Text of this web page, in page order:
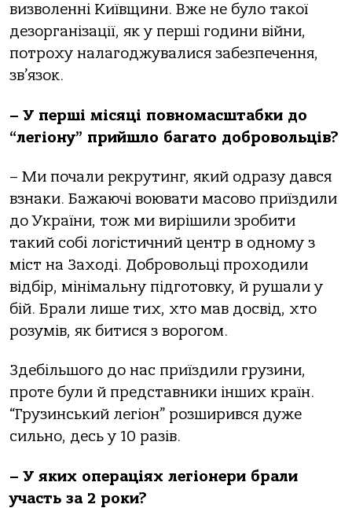
визволенні Київщини. Вже не було такої
дезорганізації, як у перші години війни,
потроху налагоджувалися забезпечення,
зв’язок.
– У перші місяці повномасштабки до
“легіону” прийшло багато добровольців?
– Ми почали рекрутинг, який одразу дався
взнаки. Бажаючі воювати масово приїздили
до України, тож ми вирішили зробити
такий собі логістичний центр в одному з
міст на Заході. Добровольці проходили
відбір, мінімальну підготовку, й рушали у
бій. Брали лише тих, хто мав досвід, хто
розумів, як битися з ворогом.
Здебільшого до нас приїздили грузини,
проте були й представники інших країн.
“Грузинський легіон” розширився дуже
сильно, десь у 10 разів.
– У яких операціях легіонери брали
участь за 2 роки?